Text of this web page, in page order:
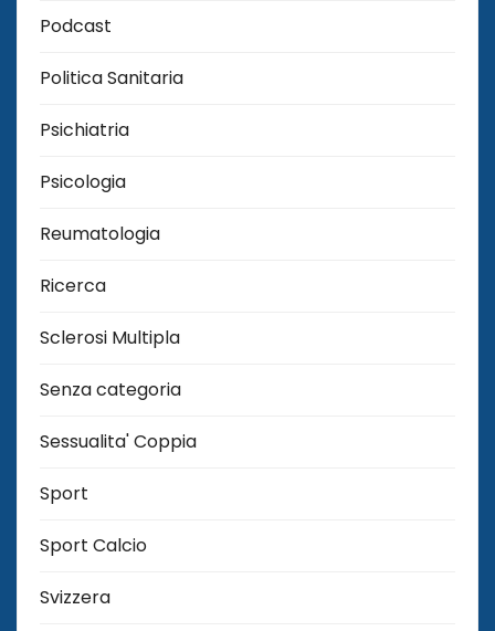
Podcast
Politica Sanitaria
Psichiatria
Psicologia
Reumatologia
Ricerca
Sclerosi Multipla
Senza categoria
Sessualita' Coppia
Sport
Sport Calcio
Svizzera